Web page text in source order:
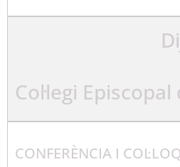
Col·legi
CONFERÈNCIA I